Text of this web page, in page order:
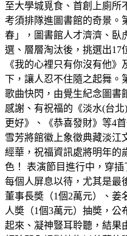
至大學城覓食、首創上廁所
考須排隊進圖書館的奇景。
春」，圖書館人才濟濟、臥
選、層層淘汰後，挑選出17
《我的心裡只有你沒有他
下，讓人忍不住隨之起舞。
歌曲快閃，由覺生紀念圖書
感謝、有祝福的《淡水(台
更好》、《恭喜發財》等4
雪芳將館徽上象徵典藏淡江
經華，祝福資訊處將明年的
色！ 表演節目進行中，穿
每個人屏息以待，尤其是最
董事長奬（1個2萬元）、姜
人奬（1個3萬元）抽奬，公
起來、凝神豎耳聆聽，結果